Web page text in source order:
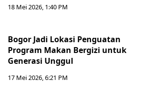
18 Mei 2026, 1:40 PM
Bogor Jadi Lokasi Penguatan
Program Makan Bergizi untuk
Generasi Unggul
17 Mei 2026, 6:21 PM